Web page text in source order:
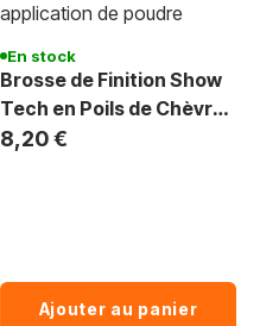
En stock
Brosse de Finition Show
Tech en Poils de Chèvre -
Application de Poudres
8,20 €
Ajouter au panier